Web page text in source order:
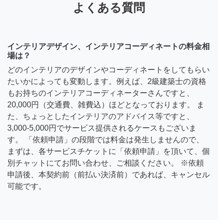
よくある質問
インテリアデザイン、インテリアコーディネートの料金相
場は？
どのインテリアのデザインやコーディネートをしてもらい
たいかによっても変動します。例えば、2級建築士の資格
もお持ちのインテリアコーディネーターさんですと、
20,000円（交通費、雑費込）ほどとなっております。 ま
た、ちょっとしたインテリアのアドバイス等ですと、
3,000-5,000円でサービス提供されるケースもございま
す。 「依頼申請」の段階では料金は発生しませんので、
まずは、各サービスチケットに「依頼申請」を頂いて、個
別チャットにてお問い合わせ、ご相談ください。 ※依頼
申請後、本契約前（前払い決済前）であれば、キャンセル
可能です。